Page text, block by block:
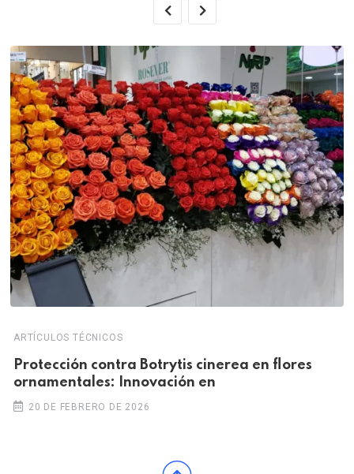
ARTÍCULOS TÉCNICOS
Protección contra Botrytis cinerea en flores
ornamentales: Innovación en
20 DE FEBRERO DE 2026